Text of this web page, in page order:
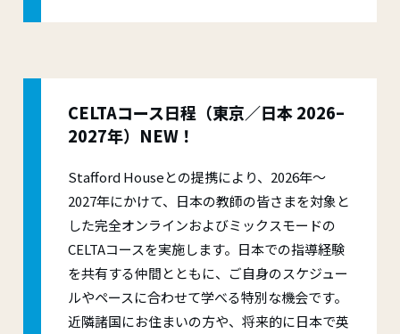
CELTAコース日程（東京／日本 2026–
2027年）NEW！
Stafford Houseとの提携により、2026年〜
2027年にかけて、日本の教師の皆さまを対象と
した完全オンラインおよびミックスモードの
CELTAコースを実施します。日本での指導経験
を共有する仲間とともに、ご自身のスケジュー
ルやペースに合わせて学べる特別な機会です。
近隣諸国にお住まいの方や、将来的に日本で英